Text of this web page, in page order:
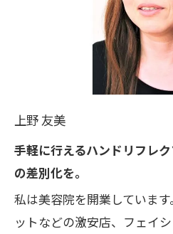
上野 友美
手軽に行えるハンドリフレ
の差別化を。
私は美容院を開業していま
ットなどの激安店、フェイ